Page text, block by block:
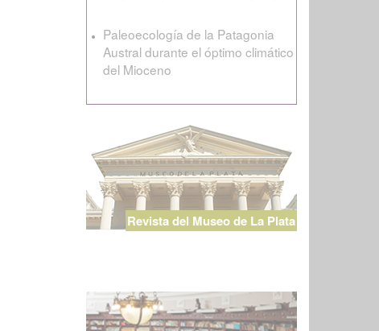
Paleoecología de la Patagonia
Austral durante el óptimo climático
del Mioceno
Revista del Museo de La Plata